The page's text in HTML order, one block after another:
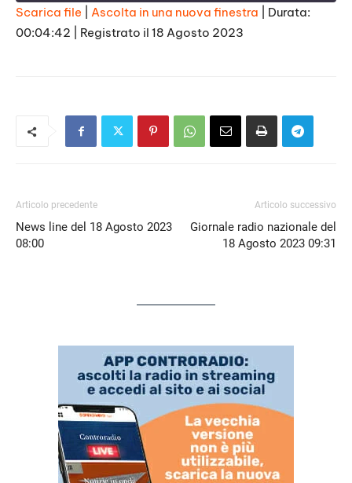
SHARE
Scarica file Ascolta in una nuova finestra
Durata:
00:04:42
Registrato il 18 Agosto 2023
Articolo precedente
News line del 18 Agosto 2023
08:00
Articolo successivo
Giornale radio nazionale del
18 Agosto 2023 09:31